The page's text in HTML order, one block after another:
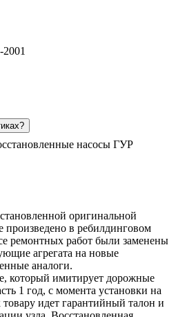
насосы ГУР
оригинальной
произведено в ребилдинговом
ремонтных работ были заменены
агрегата на новые
аналоги.
который имитирует дорожные
1 год, с момента установки на
идет гарантийный талон и